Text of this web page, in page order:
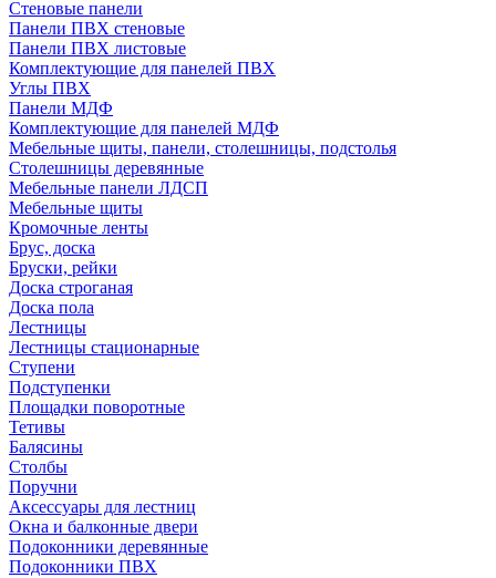
Стеновые панели
Панели ПВХ стеновые
Панели ПВХ листовые
Комплектующие для панелей ПВХ
Углы ПВХ
Панели МДФ
Комплектующие для панелей МДФ
Мебельные щиты, панели, столешницы, подстолья
Столешницы деревянные
Мебельные панели ЛДСП
Мебельные щиты
Кромочные ленты
Брус, доска
Бруски, рейки
Доска строганая
Доска пола
Лестницы
Лестницы стационарные
Ступени
Подступенки
Площадки поворотные
Тетивы
Балясины
Столбы
Поручни
Аксессуары для лестниц
Окна и балконные двери
Подоконники деревянные
Подоконники ПВХ